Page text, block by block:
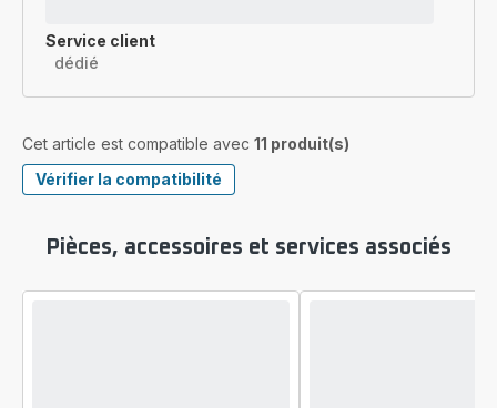
Service client
dédié
Cet article est compatible avec 11 produit(s)
Vérifier la compatibilité
Pièces, accessoires et services associés